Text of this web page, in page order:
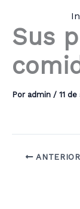
Sus
Por admin / 11
ANTERIOR